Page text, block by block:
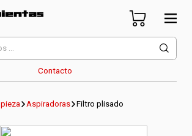
Contacto
Aspiradoras Filtro plisado